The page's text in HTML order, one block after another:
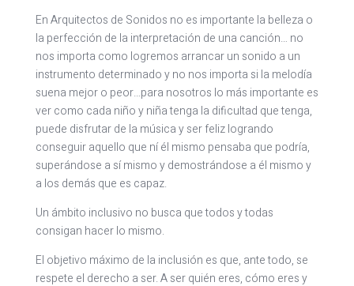
En Arquitectos de Sonidos no es importante la belleza o
la perfección de la interpretación de una canción… no
nos importa como logremos arrancar un sonido a un
instrumento determinado y no nos importa si la melodía
suena mejor o peor…para nosotros lo más importante es
ver como cada niño y niña tenga la dificultad que tenga,
puede disfrutar de la música y ser feliz logrando
conseguir aquello que ní él mismo pensaba que podría,
superándose a sí mismo y demostrándose a él mismo y
a los demás que es capaz.
Un ámbito inclusivo no busca que todos y todas
consigan hacer lo mismo.
El objetivo máximo de la inclusión es que, ante todo, se
respete el derecho a ser. A ser quién eres, cómo eres y